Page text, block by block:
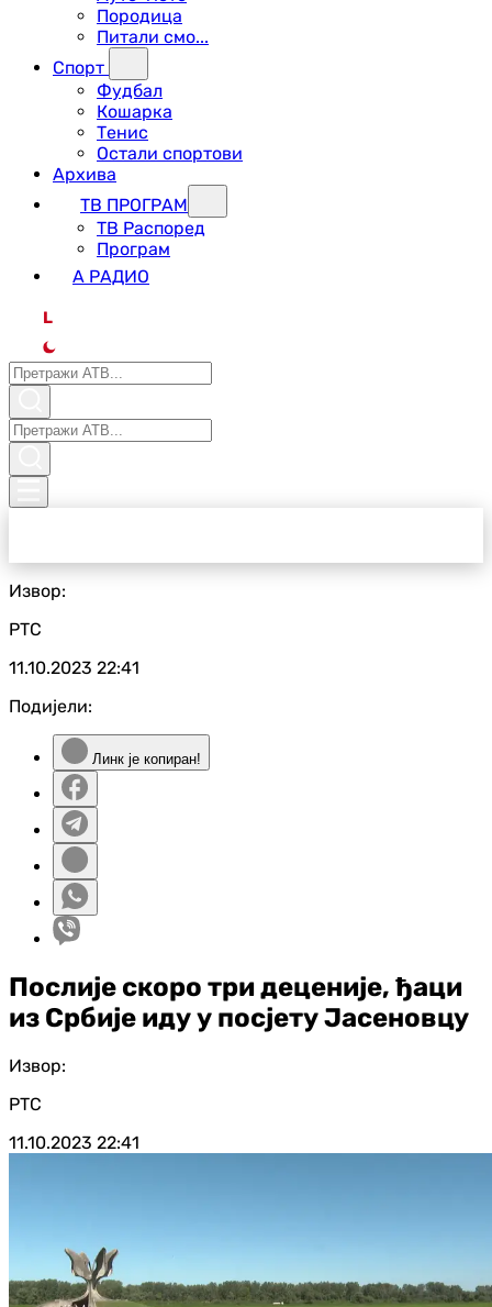
Породица
Питали смо...
Спорт
Фудбал
Кошарка
Тенис
Остали спортови
Архива
ТВ ПРОГРАМ
ТВ Распоред
Програм
А РАДИО
L
Извор:
РТС
11.10.2023 22:41
Подијели:
Линк је копиран!
Послије скоро три деценије, ђаци
из Србије иду у посјету Јасеновцу
Извор:
РТС
11.10.2023 22:41